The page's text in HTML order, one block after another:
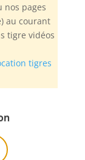
nos pages
au courant
tigre vidéos
tigres